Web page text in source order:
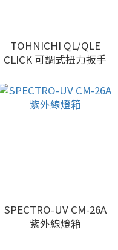
TOHNICHI QL/QLE
CLICK 可調式扭力扳手
SPECTRO-UV CM-26A
紫外線燈箱